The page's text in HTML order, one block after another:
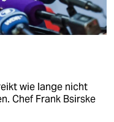
wie lange nicht
Chef Frank Bsirske